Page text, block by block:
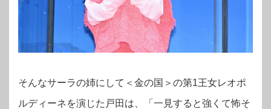
そんなサーラの姉にして＜金の国＞の第1王女レオポ
ルディーネを演じた戸田は、「一見すると強くて怖そ